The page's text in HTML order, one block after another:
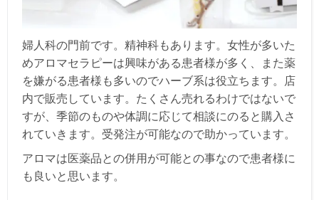
婦人科の門前です。精神科もあります。女性が多いた
めアロマセラピーは興味がある患者様が多く、また薬
を嫌がる患者様も多いのでハーブ系は役立ちます。店
内で販売しています。たくさん売れるわけではないで
すが、季節のものや体調に応じて相談にのると購入さ
れていきます。受発注が可能なので助かっています。
アロマは医薬品との併用が可能との事なので患者様に
も良いと思います。